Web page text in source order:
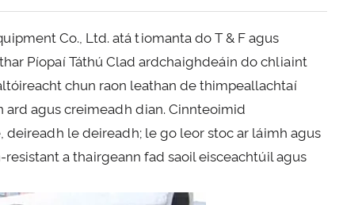
Co., Ltd. atá tiomanta do T & F agus
Píopaí Táthú Clad ardchaighdeáin do chliaint
chun raon leathan de thimpeallachtaí
ard agus creimeadh dian. Cinnteoimid
le deireadh; le go leor stoc ar láimh agus
a thairgeann fad saoil eisceachtúil agus